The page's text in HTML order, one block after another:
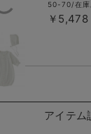
ナチュラ
ー）
50-70/在庫
￥5,478
アイテム